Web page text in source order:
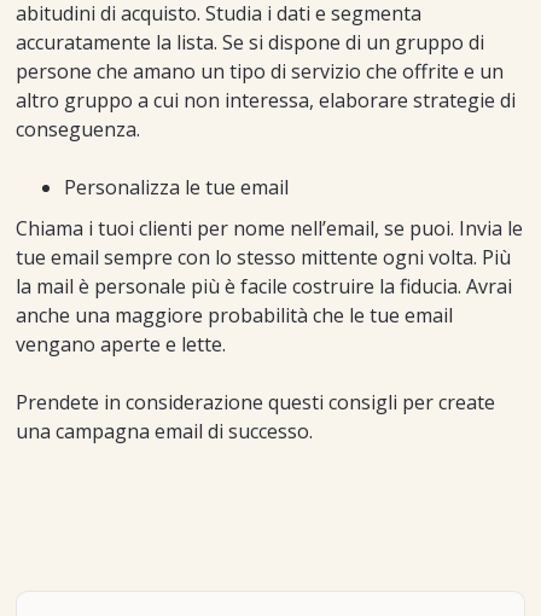
abitudini di acquisto. Studia i dati e segmenta
accuratamente la lista. Se si dispone di un gruppo di
persone che amano un tipo di servizio che offrite e un
altro gruppo a cui non interessa, elaborare strategie di
conseguenza.
Personalizza le tue email
Chiama i tuoi clienti per nome nell’email, se puoi. Invia le
tue email sempre con lo stesso mittente ogni volta. Più
la mail è personale più è facile costruire la fiducia. Avrai
anche una maggiore probabilità che le tue email
vengano aperte e lette.
Prendete in considerazione questi consigli per create
una campagna email di successo.